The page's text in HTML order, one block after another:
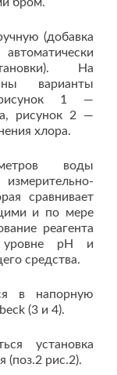
(добавка
На
варианты
рисунок 1 —
рисунок 2 —
хлора.
воды
сравнивает
и по мере
реагента
pH и
средства.
в напорную
(3 и 4).
установка
(поз.2 рис.2).